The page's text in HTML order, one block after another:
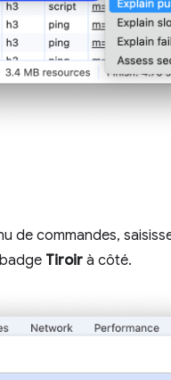
de commandes,
Tiroir à côté.